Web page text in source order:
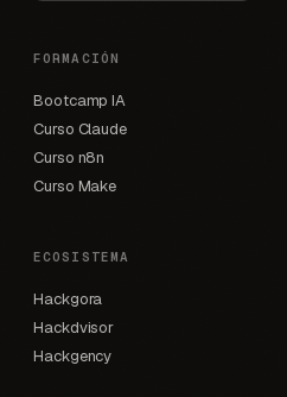
FORMACIÓN
Bootcamp IA
Curso Claude
Curso n8n
Curso Make
ECOSISTEMA
Hackgora
Hackdvisor
Hackgency